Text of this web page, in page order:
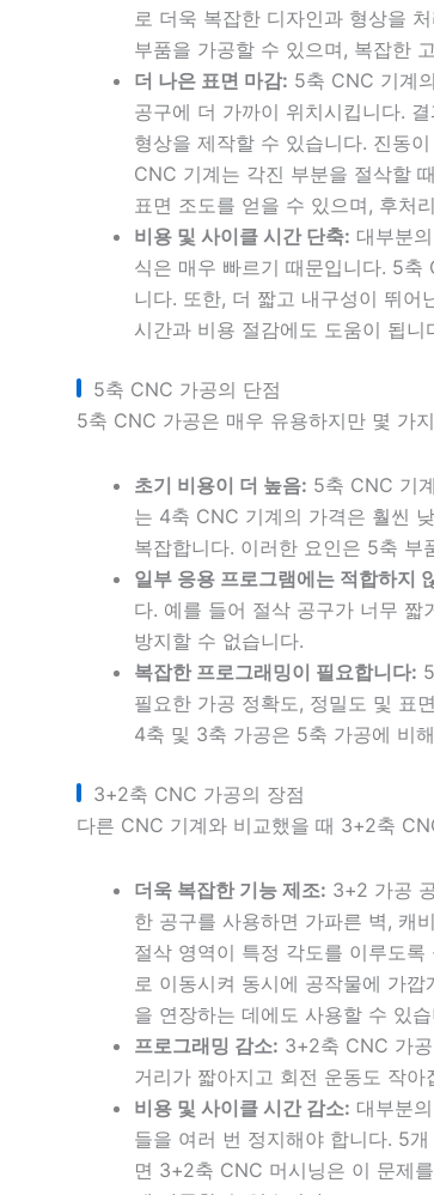
로 더욱 복잡한 디자인과 형상을
부품을 가공할 수 있으며, 복잡한
더 나은 표면 마감: 5축 CNC 기계
공구에 더 가까이 위치시킵니다.
형상을 제작할 수 있습니다. 진동
CNC 기계는 각진 부분을 절삭할
표면 조도를 얻을 수 있으며, 후처
비용 및 사이클 시간 단축: 대부분
식은 매우 빠르기 때문입니다. 5
니다. 또한, 더 짧고 내구성이 뛰어
시간과 비용 절감에도 도움이 됩니
5축 CNC 가공의 단점
5축 CNC 가공은 매우 유용하지만 몇 가
초기 비용이 더 높음: 5축 CNC 기
는 4축 CNC 기계의 가격은 훨씬
복잡합니다. 이러한 요인은 5축 부
일부 응용 프로그램에는 적합하지
다. 예를 들어 절삭 공구가 너무 짧
방지할 수 없습니다.
복잡한 프로그래밍이 필요합니다:
필요한 가공 정확도, 정밀도 및 표
4축 및 3축 가공은 5축 가공에 비
3+2축 CNC 가공의 장점
다른 CNC 기계와 비교했을 때 3+2축
더욱 복잡한 기능 제조: 3+2 가공
한 공구를 사용하면 가파른 벽, 캐
절삭 영역이 특정 각도를 이루도
로 이동시켜 동시에 공작물에 가
을 연장하는 데에도 사용할 수 있
프로그래밍 감소: 3+2축 CNC 가
거리가 짧아지고 회전 운동도 작
비용 및 사이클 시간 감소: 대부분
들을 여러 번 정지해야 합니다. 5
면 3+2축 CNC 머시닝은 이 문제